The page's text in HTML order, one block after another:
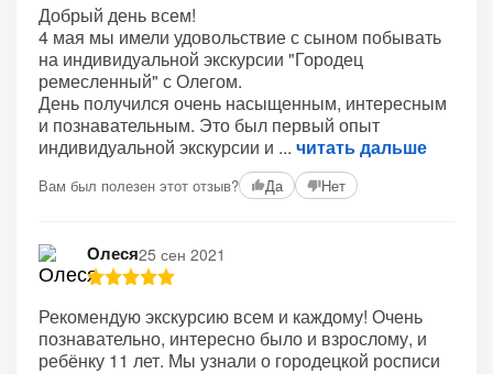
Добрый день всем!
4 мая мы имели удовольствие с сыном побывать
на индивидуальной экскурсии "Городец
ремесленный" с Олегом.
День получился очень насыщенным, интересным
и познавательным. Это был первый опыт
индивидуальной экскурсии и
читать дальше
Вам был полезен этот отзыв? Да Нет
Олеся25 сен 2021
Рекомендую экскурсию всем и каждому! Очень
познавательно, интересно было и взрослому, и
ребёнку 11 лет. Мы узнали о городецкой росписи